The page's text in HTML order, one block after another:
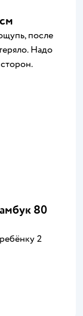
после
Надо
80
2